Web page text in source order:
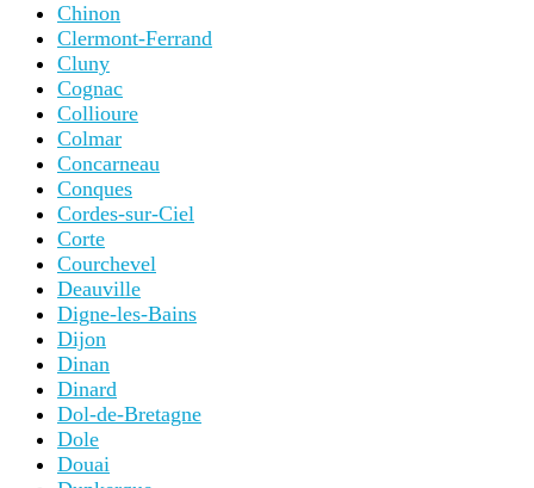
Chinon
Clermont-Ferrand
Cluny
Cognac
Collioure
Colmar
Concarneau
Conques
Cordes-sur-Ciel
Corte
Courchevel
Deauville
Digne-les-Bains
Dijon
Dinan
Dinard
Dol-de-Bretagne
Dole
Douai